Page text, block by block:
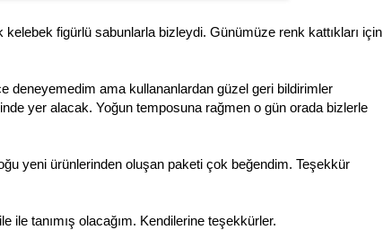
kelebek figürlü sabunlarla bizleydi. Günümüze renk kattıkları için
deneyemedim ama kullananlardan güzel geri bildirimler
yer alacak. Yoğun temposuna rağmen o gün orada bizlerle
yeni ürünlerinden oluşan paketi çok beğendim. Teşekkür
ile tanımış olacağım. Kendilerine teşekkürler.